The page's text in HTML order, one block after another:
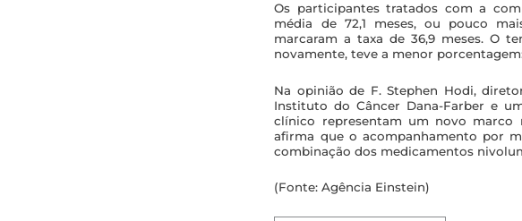
Os participantes tratados com a
média de 72,1 meses, ou pouco
marcaram a taxa de 36,9 meses. O
novamente, teve a menor porcentagem:
Na opinião de F. Stephen Hodi,
Instituto do Câncer Dana-Farber e
clínico representam um novo marco
afirma que o acompanhamento por
combinação dos medicamentos
(Fonte: Agência Einstein)